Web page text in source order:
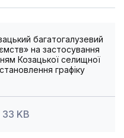
багатогалузевий
на застосування
Козацької селищної
графіку
33 KB